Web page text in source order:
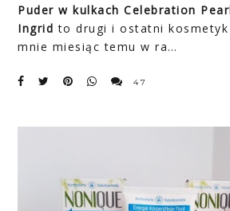
Puder w kulkach Celebration
Ingridto drugi i ostatni kosmetyk
mnie miesiąc temu w ra…
47